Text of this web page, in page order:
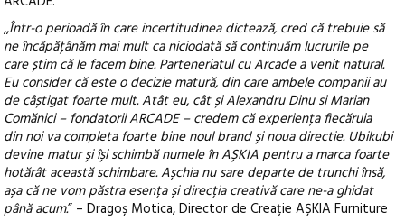
,,Într-o perioadă în care incertitudinea dictează, cred că trebuie să
ne încăpățânăm mai mult ca niciodată să continuăm lucrurile pe
care știm că le facem bine. Parteneriatul cu Arcade a venit natural.
Eu consider că este o decizie matură, din care ambele companii au
de câștigat foarte mult. Atât eu, cât și Alexandru Dinu si Marian
Comănici – fondatorii ARCADE – credem că experiența fiecăruia
din noi va completa foarte bine noul brand și noua directie. Ubikubi
devine matur și își schimbă numele în AȘKIA pentru a marca foarte
hotărât această schimbare. Așchia nu sare departe de trunchi însă,
așa că ne vom păstra esența și direcția creativă care ne-a ghidat
până acum.” – Dragoș Motica, Director de Creație AȘKIA Furniture